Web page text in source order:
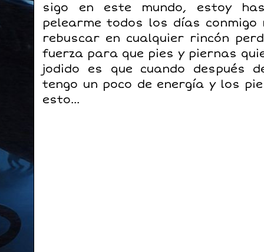
sigo en este mundo, estoy
pelearme todos los días
rebuscar en cualquier rincón
fuerza para que pies y piernas
jodido es que cuando después
tengo un poco de energía y los
esto...